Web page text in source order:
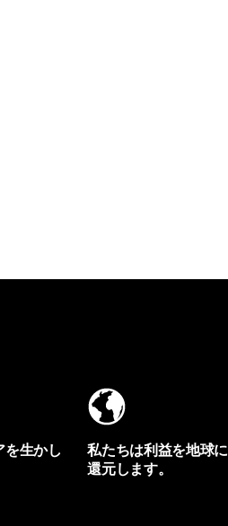
を生かし
私たちは利益を地球に
還元します。